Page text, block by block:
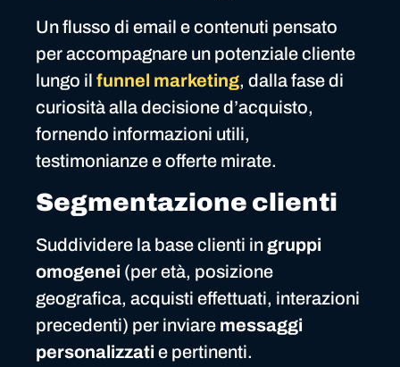
Un flusso di email e contenuti pensato
per accompagnare un potenziale cliente
lungo il funnel marketing, dalla fase di
curiosità alla decisione d’acquisto,
fornendo informazioni utili,
testimonianze e offerte mirate.
Segmentazione clienti
Suddividere la base clienti in gruppi
omogenei (per età, posizione
geografica, acquisti effettuati, interazioni
precedenti) per inviare messaggi
personalizzati e pertinenti.